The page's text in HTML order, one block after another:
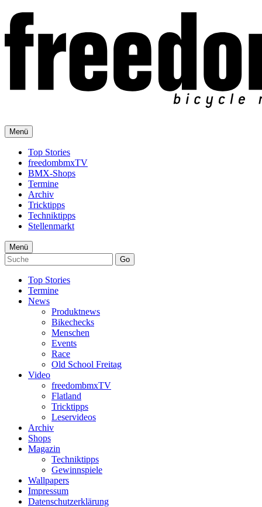
Menü
Top Stories
freedombmxTV
BMX-Shops
Termine
Archiv
Tricktipps
Techniktipps
Stellenmarkt
Menü
Go
Top Stories
Termine
News
Produktnews
Bikechecks
Menschen
Events
Race
Old School Freitag
Video
freedombmxTV
Flatland
Tricktipps
Leservideos
Archiv
Shops
Magazin
Techniktipps
Gewinnspiele
Wallpapers
Impressum
Datenschutzerklärung